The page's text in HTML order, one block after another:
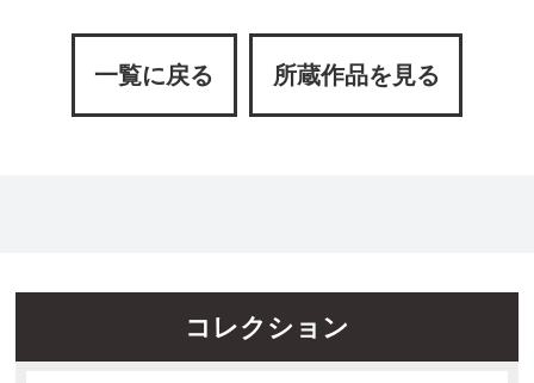
一覧に戻る 所蔵作品を見る
コレクション